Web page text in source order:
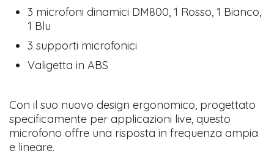
3 microfoni dinamici DM800, 1 Rosso, 1 Bianco,
1 Blu
3 supporti microfonici
Valigetta in ABS
Con il suo nuovo design ergonomico, progettato
specificamente per applicazioni live, questo
microfono offre una risposta in frequenza ampia
e lineare.